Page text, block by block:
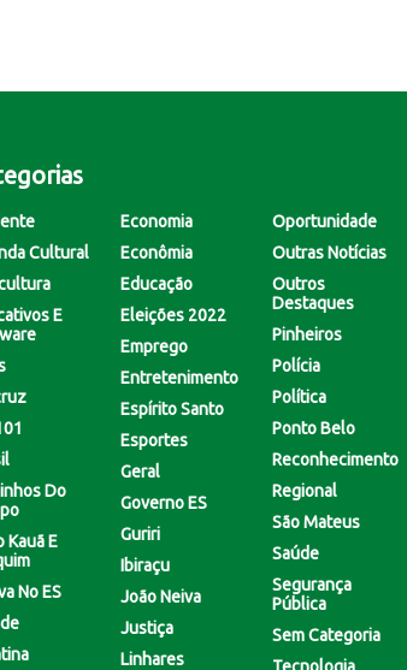
Cultural
E
Do
Kauã E
No ES
Economia
Econômia
Educação
Eleições 2022
Emprego
Entretenimento
Espírito Santo
Esportes
Geral
Governo ES
Guriri
Ibiraçu
João Neiva
Justiça
Linhares
Oportunidade
Outras Notícias
Outros
Destaques
Pinheiros
Polícia
Política
Ponto Belo
Reconhecimento
Regional
São Mateus
Saúde
Segurança
Pública
Sem Categoria